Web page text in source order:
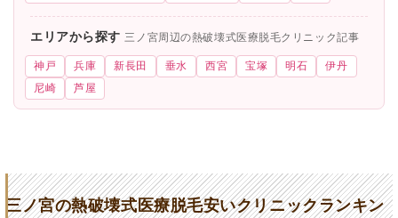
エリアから探す 三ノ宮周辺の熱破壊式医療脱毛クリニック記事
神戸 兵庫 新長田 垂水 西宮 宝塚 明石
伊丹
尼崎
芦屋
三ノ宮の熱破壊式医療脱毛安いクリニックランキン